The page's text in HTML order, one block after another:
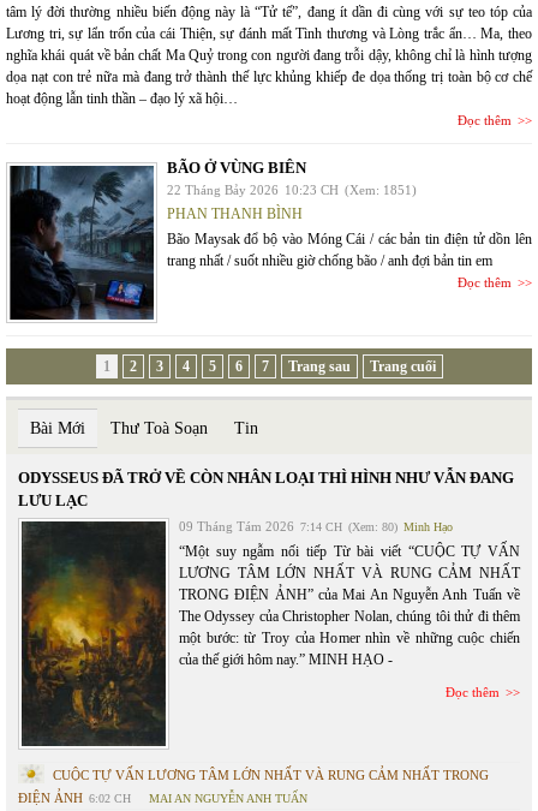
tâm lý đời thường nhiều biến động này là “Tử tế”, đang ít dần đi cùng với sự teo tóp của
Lương tri, sự lẩn trốn của cái Thiện, sự đánh mất Tình thương và Lòng trắc ẩn… Ma, theo
nghĩa khái quát về bản chất Ma Quỷ trong con người đang trỗi dậy, không chỉ là hình tượng
dọa nạt con trẻ nữa mà đang trở thành thế lực khủng khiếp đe dọa thống trị toàn bộ cơ chế
hoạt động lẫn tinh thần – đạo lý xã hội…
Đọc thêm
BÃO Ở VÙNG BIÊN
22 Tháng Bảy 2026 10:23 CH (Xem: 1851)
PHAN THANH BÌNH
Bão Maysak đổ bộ vào Móng Cái / các bản tin điện tử dồn lên
trang nhất / suốt nhiều giờ chống bão / anh đợi bản tin em
Đọc thêm
1 2 3 4 5 6 7 Trang sau Trang cuối
Bài Mới Thư Toà Soạn Tin
ODYSSEUS ĐÃ TRỞ VỀ CÒN NHÂN LOẠI THÌ HÌNH NHƯ VẪN ĐANG
LƯU LẠC
09 Tháng Tám 2026 7:14 CH (Xem: 80) Minh Hạo
“Một suy ngẫm nối tiếp Từ bài viết “CUỘC TỰ VẤN
LƯƠNG TÂM LỚN NHẤT VÀ RUNG CẢM NHẤT
TRONG ĐIỆN ẢNH” của Mai An Nguyễn Anh Tuấn về
The Odyssey của Christopher Nolan, chúng tôi thử đi thêm
một bước: từ Troy của Homer nhìn về những cuộc chiến
của thế giới hôm nay.” MINH HẠO -
Đọc thêm
CUỘC TỰ VẤN LƯƠNG TÂM LỚN NHẤT VÀ RUNG CẢM NHẤT TRONG
ĐIỆN ẢNH 6:02 CH MAI AN NGUYỄN ANH TUẤN